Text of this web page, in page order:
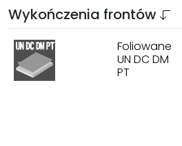
Wykończenia frontów
Foliowane
UN DC DM
PT